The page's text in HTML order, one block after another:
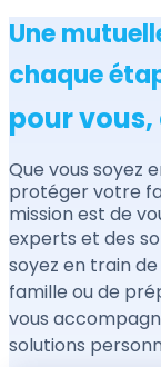
Une
chaque
pour
Que vous soyez
protéger votre
mission est de
experts et des
soyez en train
famille ou de
vous
solutions